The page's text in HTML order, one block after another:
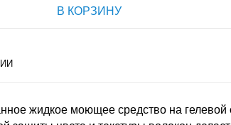
В КОРЗИНУ
жидкое моющее средство на